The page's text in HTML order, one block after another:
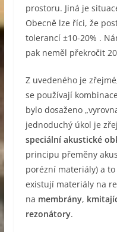
prostoru. Jiná je
Obecně lze říci, že
tolerancí ±10-20% .
pak neměl překročit
Z uvedeného je
se používají
bylo dosaženo
jednoduchý úkol je
speciální akustické
principu přeměny
porézní materiály) a
existují materiály na
na membrány,
rezonátory.